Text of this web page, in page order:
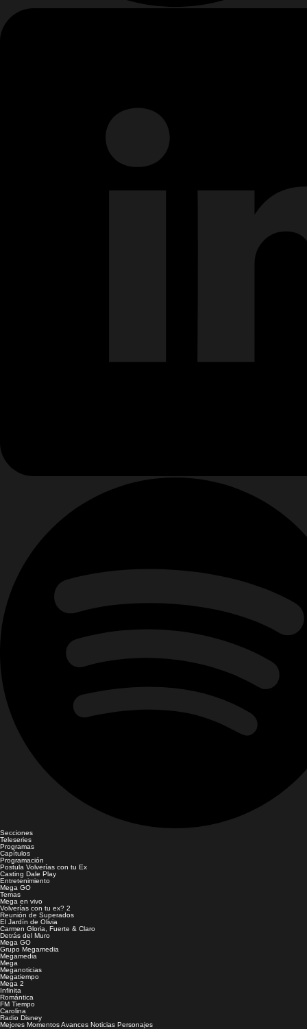
Secciones
Teleseries
Programas
Capítulos
Programación
Postula Volverías con tu Ex
Casting Dale Play
Entretenimiento
Mega GO
Temas
Mega en vivo
Volverías con tu ex? 2
Reunión de Superados
El Jardín de Olivia
Carmen Gloria, Fuerte & Claro
Detrás del Muro
Mega GO
Grupo Megamedia
Megamedia
Mega
Meganoticias
Megatiempo
Mega 2
Infinita
Romántica
FM Tiempo
Carolina
Radio Disney
Mejores MomentosAvances Noticias Personajes